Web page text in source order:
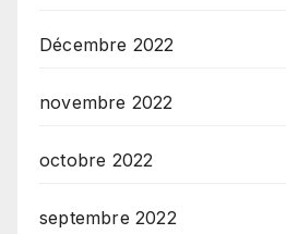
Décembre 2022
novembre 2022
octobre 2022
septembre 2022